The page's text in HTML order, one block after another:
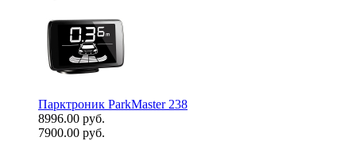
Парктроник ParkMaster 238
8996.00 руб.
7900.00 руб.